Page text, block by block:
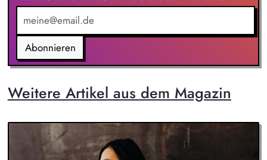
Abonnieren
Weitere Artikel aus dem Magazin